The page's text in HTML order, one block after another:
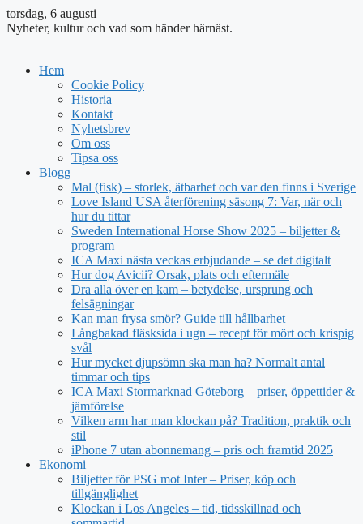
torsdag, 6 augusti
Nyheter, kultur och vad som händer härnäst.
Hem
Cookie Policy
Historia
Kontakt
Nyhetsbrev
Om oss
Tipsa oss
Blogg
Mal (fisk) – storlek, ätbarhet och var den finns i Sverige
Love Island USA återförening säsong 7: Var, när och
hur du tittar
Sweden International Horse Show 2025 – biljetter &
program
ICA Maxi nästa veckas erbjudande – se det digitalt
Hur dog Avicii? Orsak, plats och eftermäle
Dra alla över en kam – betydelse, ursprung och
felsägningar
Kan man frysa smör? Guide till hållbarhet
Långbakad fläsksida i ugn – recept för mört och krispig
svål
Hur mycket djupsömn ska man ha? Normalt antal
timmar och tips
ICA Maxi Stormarknad Göteborg – priser, öppettider &
jämförelse
Vilken arm har man klockan på? Tradition, praktik och
stil
iPhone 7 utan abonnemang – pris och framtid 2025
Ekonomi
Biljetter för PSG mot Inter – Priser, köp och
tillgänglighet
Klockan i Los Angeles – tid, tidsskillnad och